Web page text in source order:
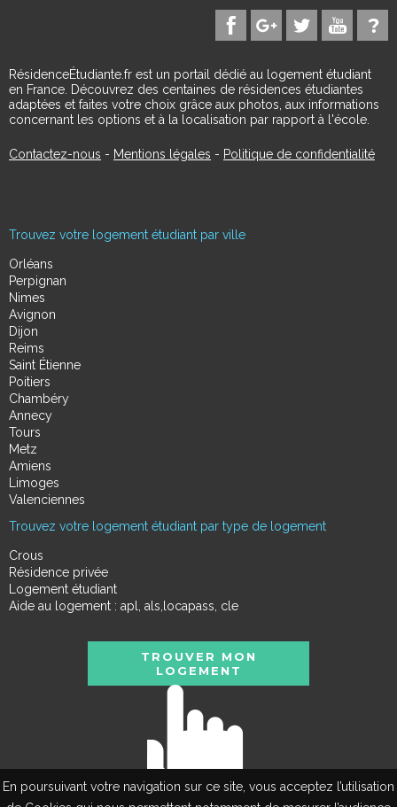
En poursuivant votre navigation sur ce site, vous acceptez l’utilisation
RésidenceÉtudiante.fr est un portail dédié au logement étudiant
en France. Découvrez des centaines de résidences étudiantes
adaptées et faites votre choix grâce aux photos, aux informations
concernant les options et à la localisation par rapport à l'école.
Contactez-nous - Mentions légales - Politique de confidentialité
Trouvez votre logement étudiant par ville
Orléans
Perpignan
Nimes
Avignon
Dijon
Reims
Saint Étienne
Poitiers
Chambéry
Annecy
Tours
Metz
Amiens
Limoges
Valenciennes
Trouvez votre logement étudiant par type de logement
Crous
Résidence privée
Logement étudiant
Aide au logement : apl, als,locapass, cle
TROUVER MON
LOGEMENT